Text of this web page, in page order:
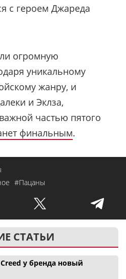
с героем Джареда
огромную
уникальному
жанру, и
и Эклза,
частью пятого
финальным.
#Пацаны
СТАТЬИ
у бренда новый